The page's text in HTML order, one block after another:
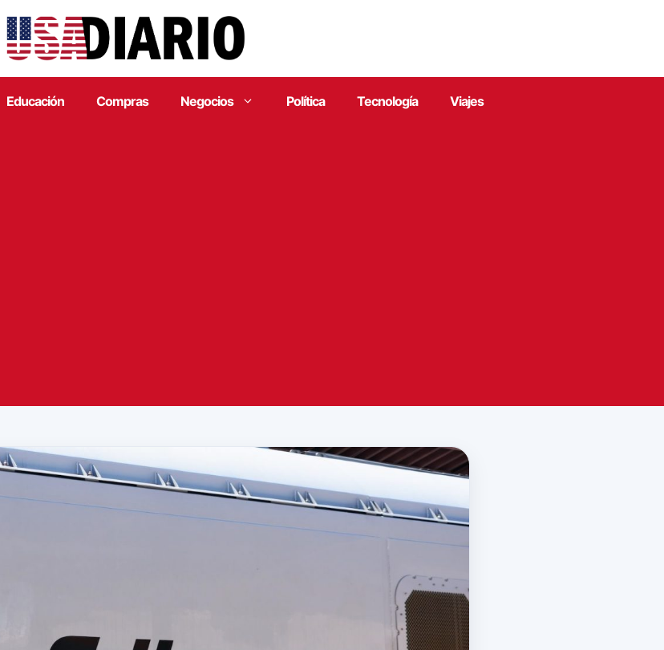
Educación Compras Negocios Política Tecnología Viajes